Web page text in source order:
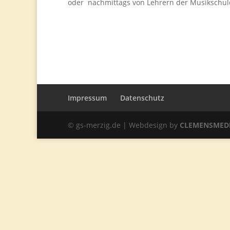
oder nachmittags von Lehrern der
Impressum Datenschutz
© gs-merzig.de | Webdesign by